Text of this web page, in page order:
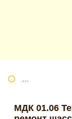
МДК 01.06